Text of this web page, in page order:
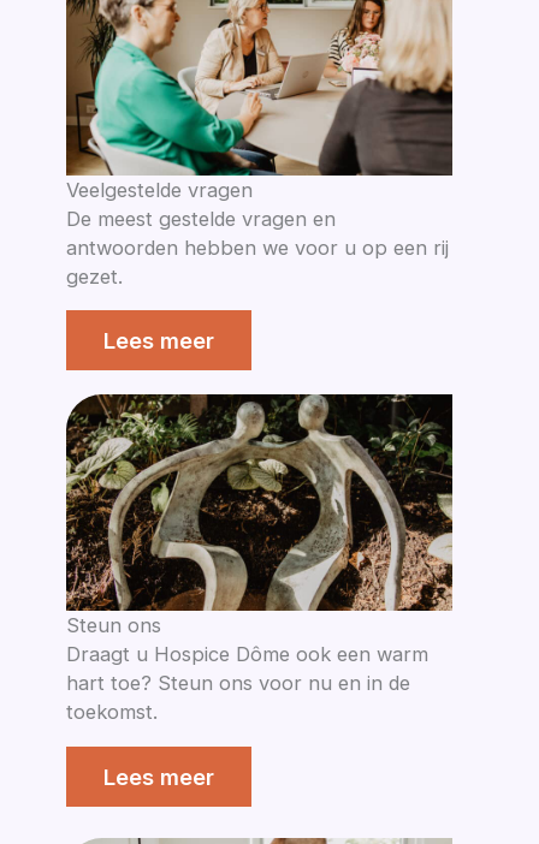
Veelgestelde vragen
De meest gestelde vragen en
antwoorden hebben we voor u op een rij
gezet.
Lees meer
Steun ons
Draagt u Hospice Dôme ook een warm
hart toe? Steun ons voor nu en in de
toekomst.
Lees meer